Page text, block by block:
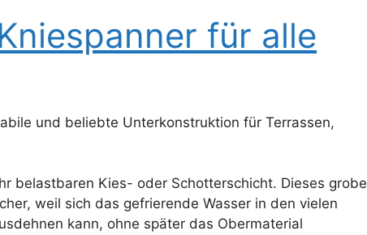
für alle
und beliebte Unterkonstruktion für Terrassen,
belastbaren Kies- oder Schotterschicht. Dieses grobe
weil sich das gefrierende Wasser in den vielen
kann, ohne später das Obermaterial